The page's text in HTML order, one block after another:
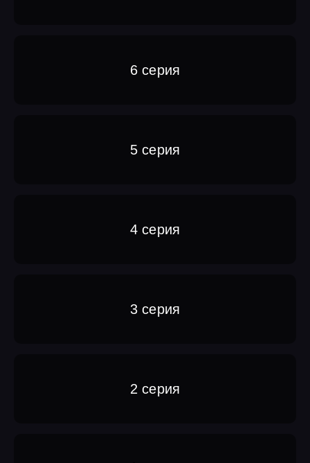
6 серия
5 серия
4 серия
3 серия
2 серия